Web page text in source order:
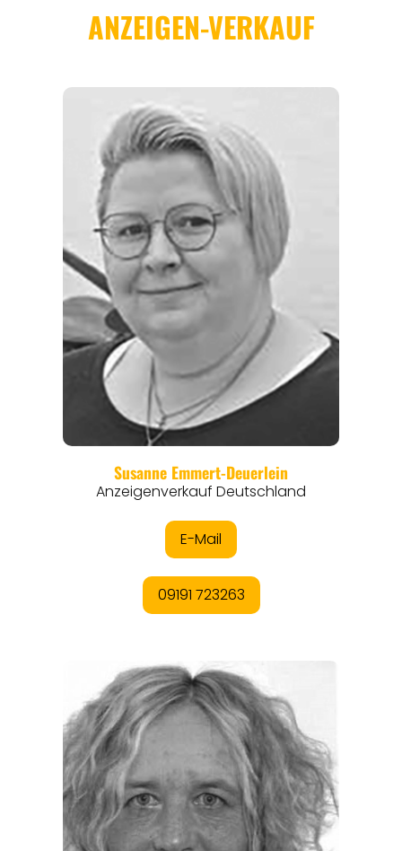
REGIONEN
ORTE
EVENTS
REISEFÜHRER
REISEMAGAZINE
ANGEBOTE